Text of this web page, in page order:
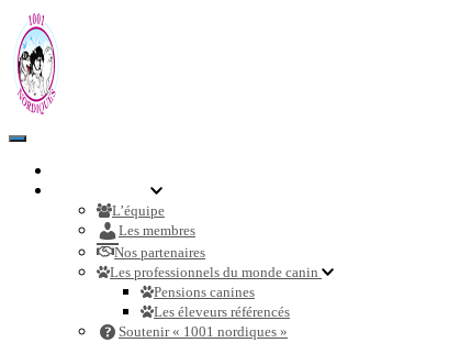
Toggle
L’équipe
Les membres
Nos partenaires
Les professionnels du monde canin
Pensions canines
Les éleveurs référencés
Soutenir « 1001 nordiques »